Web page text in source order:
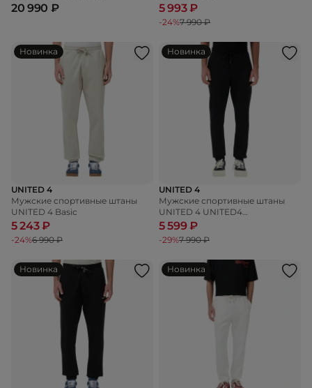
20 990 ₽ 5 993 ₽
-24%7 990 ₽
Новинка
UNITED 4
Мужские спортивные штаны
UNITED 4 Basic
5 243 ₽
-24%6 990 ₽
Новинка
UNITED 4
Мужские спортивные штаны
UNITED 4 UNITED4
TRACKSUIT TROUSERS
5 599 ₽
-29%7 990 ₽
Новинка Новинка